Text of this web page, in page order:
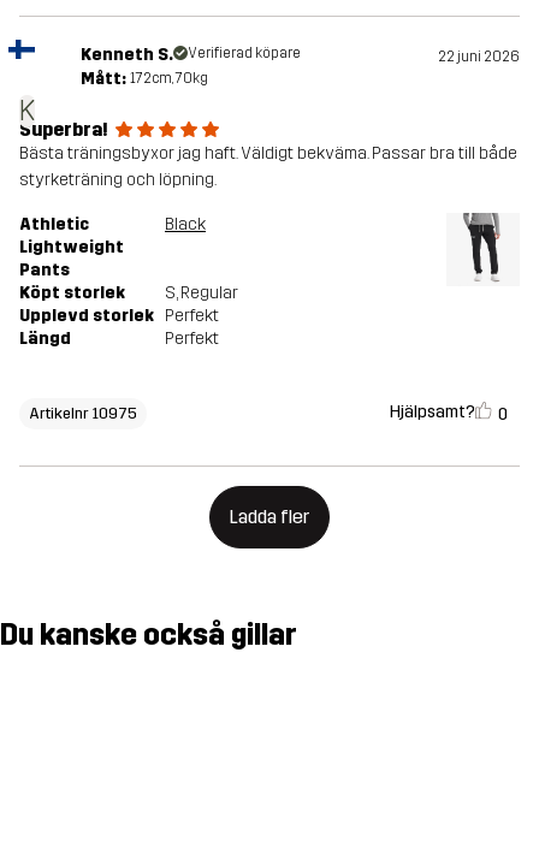
K
Kenneth S. Verifierad köpare 22 juni 2026
Mått: 172cm, 70kg
Superbra!
Bästa träningsbyxor jag haft. Väldigt bekväma. Passar bra till både
styrketräning och löpning.
Athletic
Lightweight
Pants
Black
Köpt storlek S, Regular
Upplevd storlek Perfekt
Längd
Perfekt
Artikelnr 10975 Hjälpsamt? 0
Ladda fler
Du kanske också gillar